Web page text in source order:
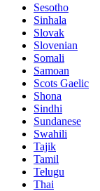
Sesotho
Sinhala
Slovak
Slovenian
Somali
Samoan
Scots Gaelic
Shona
Sindhi
Sundanese
Swahili
Tajik
Tamil
Telugu
Thai